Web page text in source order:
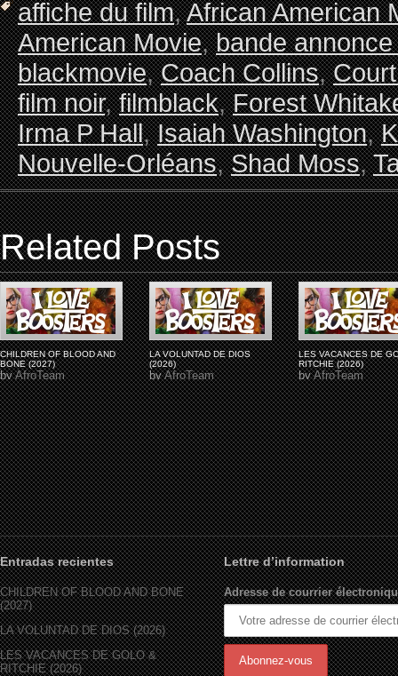
affiche du film,African American
American Movie,bande
blackmovie,Coach Collins,
film noir,filmblack,Forest
Irma P Hall,Isaiah Washington,
Nouvelle-Orléans,Shad Moss,
Related Posts
CHILDREN OF BLOOD AND
BONE (2027)
byAfroTeam
LA VOLUNTAD DE DIOS
(2026)
byAfroTeam
LES VACANCES DE
RITCHIE (2026)
byAfroTeam
Entradas recientes
CHILDREN OF BLOOD AND BONE
(2027)
LA VOLUNTAD DE DIOS (2026)
LES VACANCES DE GOLO &
RITCHIE (2026)
Lettre d’information
Adresse de courrier